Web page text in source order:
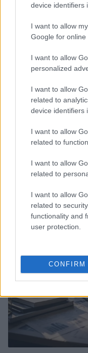
device identifiers
I want to allow
Google for online
I want to allow
personalized
I want to allow
related to
device identifiers
I want to allow
related to
I want to allow
related to
I want to allow
related to
functionality and
user protection.
CONFIRM
Continua a
NEWS